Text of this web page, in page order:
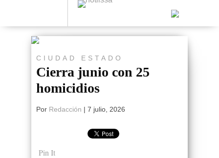
CIUDAD ESTADO
Cierra junio con 25
homicidios
Por Redacción | 7 julio, 2026
Pin It